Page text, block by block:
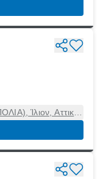
Ίλιον, Αττική,